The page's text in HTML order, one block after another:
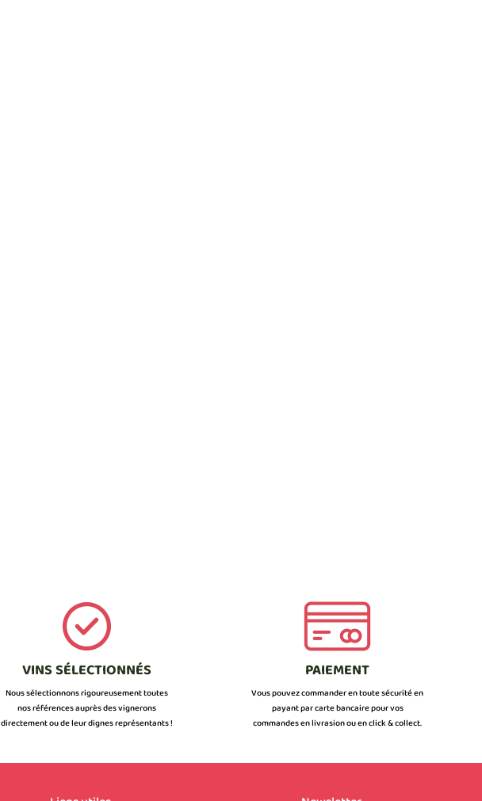
VINS SÉLECTIONNÉS
Nous sélectionnons rigoureusement toutes
nos références auprès des vignerons
directement ou de leur dignes représentants !
PAIEMENT
Vous pouvez commander en toute sécurité en
payant par carte bancaire pour vos
commandes en livrasion ou en click & collect.